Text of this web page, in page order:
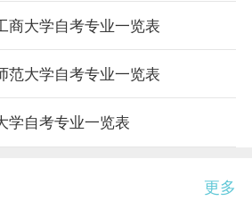
商大学自考专业一览表
范大学自考专业一览表
学自考专业一览表
更多